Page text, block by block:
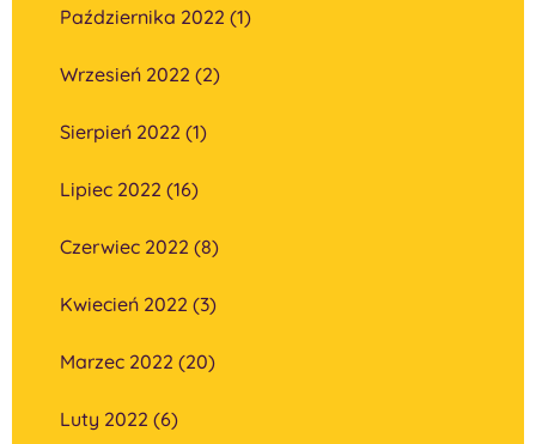
Października 2022 (1)
Wrzesień 2022 (2)
Sierpień 2022 (1)
Lipiec 2022 (16)
Czerwiec 2022 (8)
Kwiecień 2022 (3)
Marzec 2022 (20)
Luty 2022 (6)